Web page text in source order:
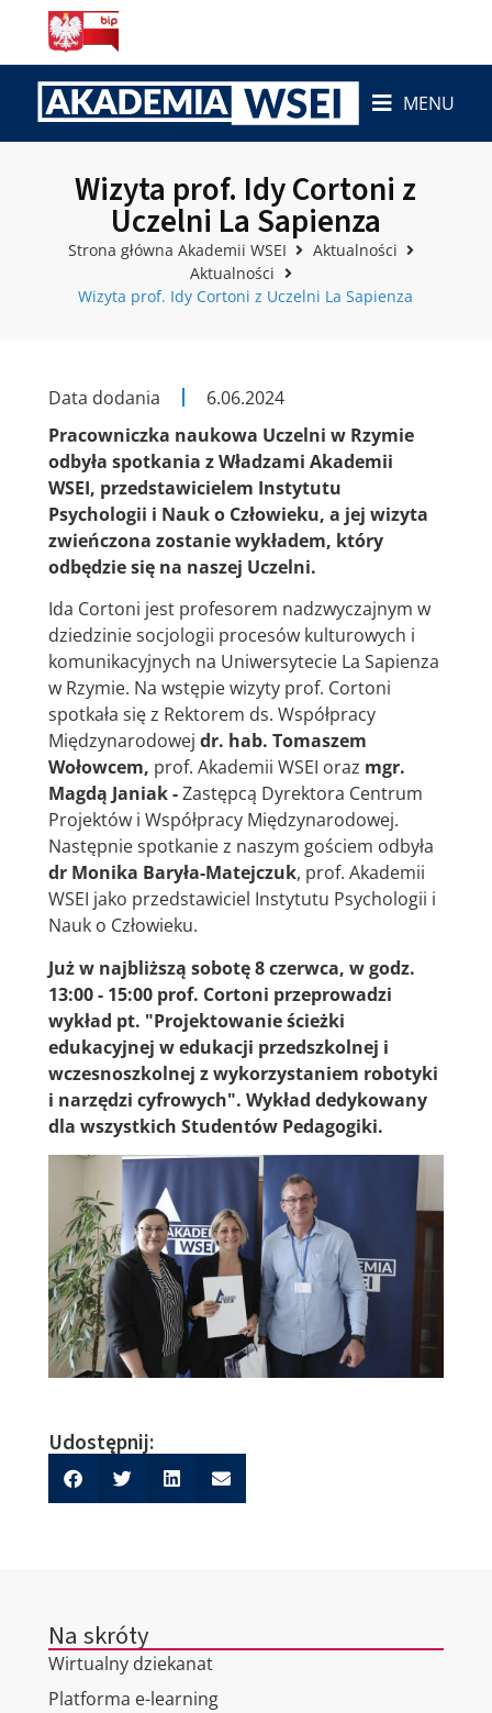
MENU
Wizyta prof. Idy Cortoni z
Uczelni La Sapienza
Strona główna Akademii WSEI
Aktualności
Aktualności
Wizyta prof. Idy Cortoni z Uczelni La Sapienza
Data dodania
6.06.2024
Pracowniczka naukowa Uczelni w Rzymie
odbyła spotkania z Władzami Akademii
WSEI, przedstawicielem Instytutu
Psychologii i Nauk o Człowieku, a jej wizyta
zwieńczona zostanie wykładem, który
odbędzie się na naszej Uczelni.
Ida Cortoni jest profesorem nadzwyczajnym w
dziedzinie socjologii procesów kulturowych i
komunikacyjnych na Uniwersytecie La Sapienza
w Rzymie. Na wstępie wizyty prof. Cortoni
spotkała się z Rektorem ds. Współpracy
Międzynarodowej dr. hab. Tomaszem
Wołowcem, prof. Akademii WSEI oraz mgr.
Magdą Janiak -Zastępcą Dyrektora Centrum
Projektów i Współpracy Międzynarodowej.
Następnie spotkanie z naszym gościem odbyła
dr Monika Baryła-Matejczuk, prof. Akademii
WSEI jako przedstawiciel Instytutu Psychologii i
Nauk o Człowieku.
Już w najbliższą sobotę 8 czerwca, w godz.
13:00 - 15:00 prof. Cortoni przeprowadzi
wykład pt. "Projektowanie ścieżki
edukacyjnej w edukacji przedszkolnej i
wczesnoszkolnej z wykorzystaniem robotyki
i narzędzi cyfrowych". Wykład dedykowany
dla wszystkich Studentów Pedagogiki.
Udostępnij:
Na skróty
Wirtualny dziekanat
Platforma e-learning